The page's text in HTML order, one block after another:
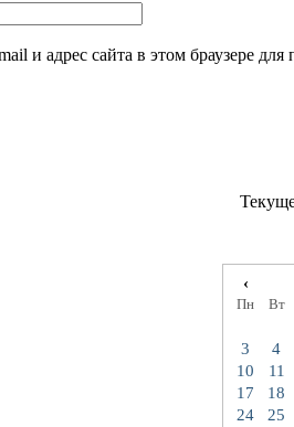
и адрес сайта в этом браузере
‹
Пн Вт
3
4
10
11
17
18
24
25